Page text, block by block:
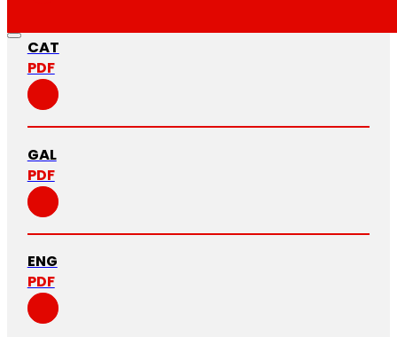
CAT
PDF
GAL
PDF
ENG
PDF